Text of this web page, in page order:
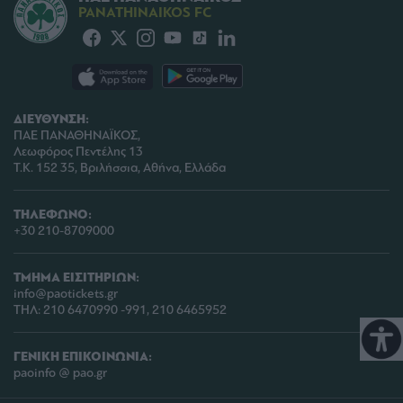
ΔΙΕΥΘΥΝΣΗ:
ΠΑΕ ΠΑΝΑΘΗΝΑΪΚΟΣ,
Λεωφόρος Πεντέλης 13
Τ.Κ. 152 35, Βριλήσσια, Αθήνα, Ελλάδα
ΤΗΛΕΦΩΝΟ:
+30 210-8709000
ΤΜΗΜΑ ΕΙΣΙΤΗΡΙΩΝ:
info@paotickets.gr
ΤΗΛ: 210 6470990 -991, 210 6465952
ΓΕΝΙΚΗ ΕΠΙΚΟΙΝΩΝΙΑ:
paoinfo @ pao.gr
PANATHINAIKOS FC